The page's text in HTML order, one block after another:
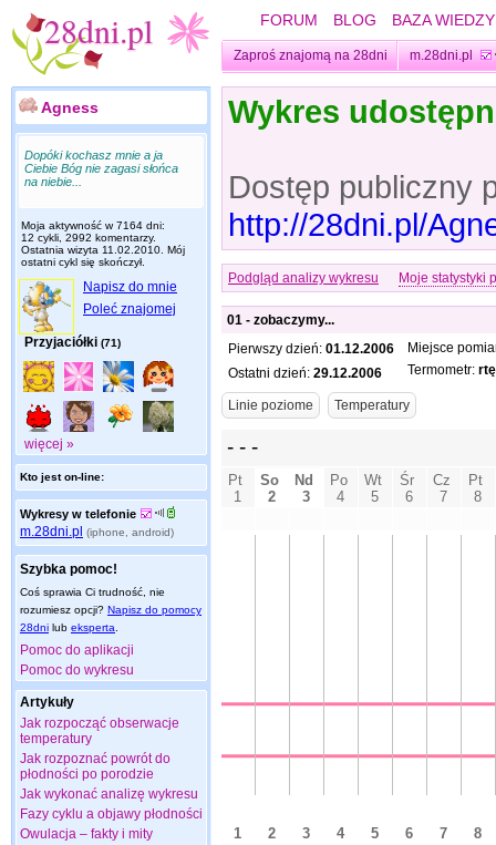
FORUM BLOG BAZA WIEDZY
Zaproś znajomą na 28dni m.28dni.pl
Agness
Dopóki kochasz mnie a ja
Ciebie Bóg nie zagasi słońca
na niebie...
Moja aktywność w 7164 dni:
12 cykli, 2992 komentarzy.
Ostatnia wizyta 11.02.2010 . Mój
ostatni cykl się skończył.
Napisz do mnie
Poleć znajomej
Przyjaciółki (71)
więcej »
Kto jest on-line:
Wykresy w telefonie
m.28dni.pl (iphone, android)
Szybka pomoc!
Coś sprawia Ci trudność, nie
rozumiesz opcji? Napisz do pomocy
28dni lub eksperta
Pomoc do aplikacji
Pomoc do wykresu
Artykuły
Jak rozpocząć obserwacje
temperatury
Jak rozpoznać powrót do
płodności po porodzie
Jak wykonać analizę wykresu
Fazy cyklu a objawy płodności
Owulacja – fakty i mity
Wykres
Dostęp publiczny
http://28dni.pl/
Podgląd analizy wykresu Moje statystyki
01 - zobaczymy...
Pierwszy dzień: 01.12.2006
Ostatni dzień: 29.12.2006
Miejsce
Termometr: